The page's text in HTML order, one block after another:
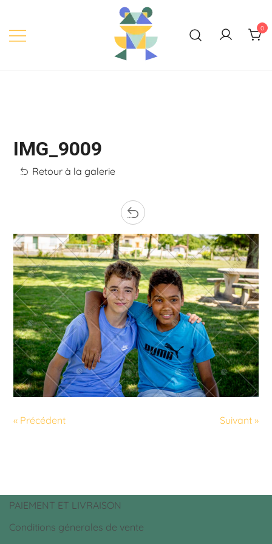
content
0
IMG_9009
Retour à la galerie
« Précédent Suivant »
PAIEMENT ET LIVRAISON
Conditions génerales de vente